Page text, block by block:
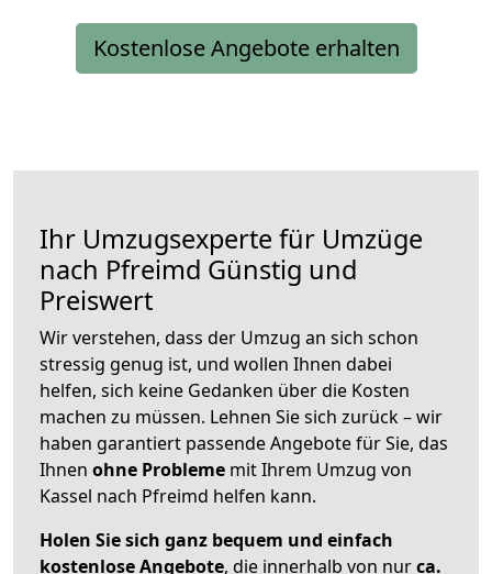
Kostenlose Angebote erhalten
Ihr Umzugsexperte für Umzüge
nach Pfreimd Günstig und
Preiswert
Wir verstehen, dass der Umzug an sich schon
stressig genug ist, und wollen Ihnen dabei
helfen, sich keine Gedanken über die Kosten
machen zu müssen. Lehnen Sie sich zurück – wir
haben garantiert passende Angebote für Sie, das
Ihnen ohne Probleme mit Ihrem Umzug von
Kassel nach Pfreimd helfen kann.
Holen Sie sich ganz bequem und einfach
kostenlose Angebote, die innerhalb von nurca.